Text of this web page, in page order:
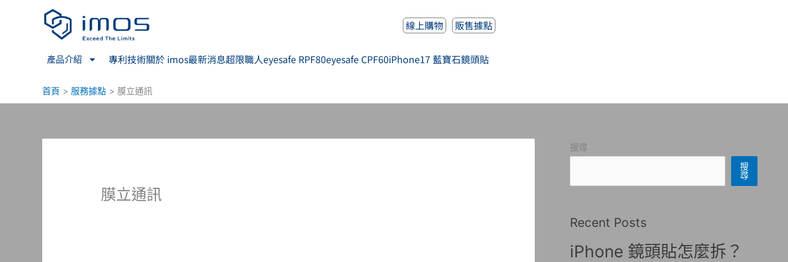
線上購物 販售據點
產品介紹 專利技術關於 imos最新消息超限職人eyesafe RPF80eyesafe CPF60iPhone17 藍寶石鏡頭貼
首頁 服務據點 膜立通訊
膜立通訊
搜尋
搜
尋
Recent Posts
iPhone 鏡頭貼怎麼拆？